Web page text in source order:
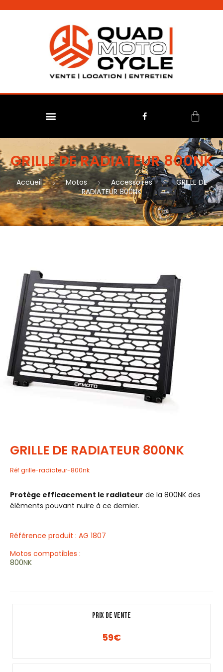
No menu assigned
GRILLE DE RADIATEUR 800NK
Accueil Motos Accessoires
GRILLE DE
RADIATEUR 800NK
GRILLE DE RADIATEUR 800NK
Réfgrille-radiateur-800nk
Protège efficacement le radiateur de la 800NK des
éléments pouvant nuire à ce dernier.
Référence produit : AG 1807
Motos compatibles :
800NK
PRIX DE VENTE
59€